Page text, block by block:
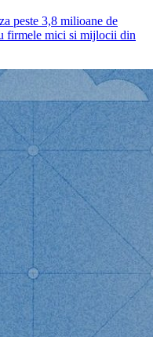
peste 3,8 milioane de
firmele mici si mijlocii din